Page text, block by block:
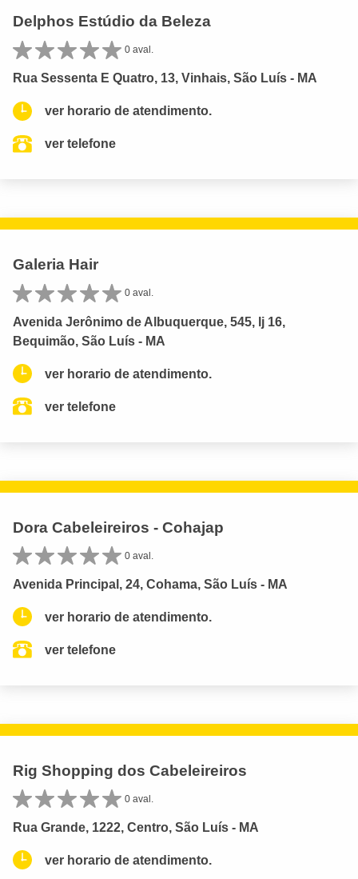
Delphos Estúdio da Beleza
0 aval.
Rua Sessenta E Quatro, 13, Vinhais, São Luís - MA
ver horario de atendimento.
ver telefone
Galeria Hair
0 aval.
Avenida Jerônimo de Albuquerque, 545, lj 16,
Bequimão, São Luís - MA
ver horario de atendimento.
ver telefone
Dora Cabeleireiros - Cohajap
0 aval.
Avenida Principal, 24, Cohama, São Luís - MA
ver horario de atendimento.
ver telefone
Rig Shopping dos Cabeleireiros
0 aval.
Rua Grande, 1222, Centro, São Luís - MA
ver horario de atendimento.